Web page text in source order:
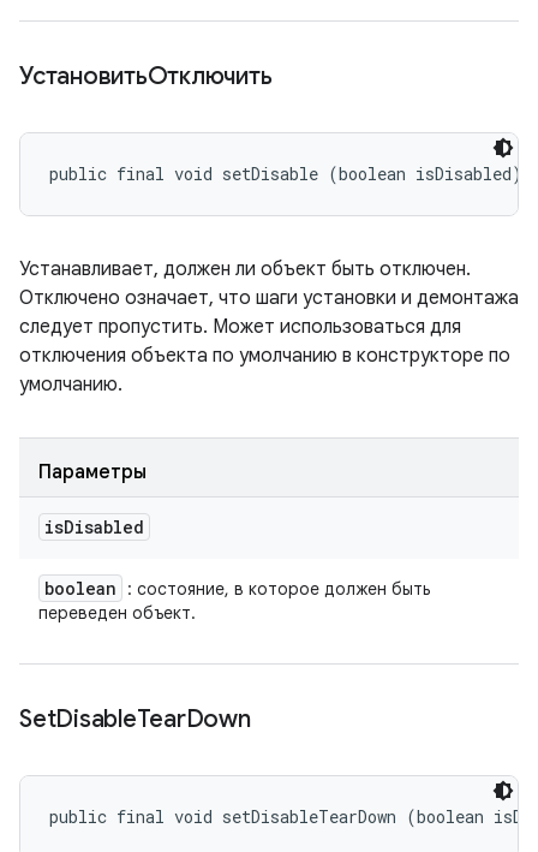
УстановитьОтключить
public final void setDisable (boolean isDisabled)
Устанавливает, должен ли объект быть отключен.
Отключено означает, что шаги установки и демонтажа
следует пропустить. Может использоваться для
отключения объекта по умолчанию в конструкторе по
умолчанию.
Параметры
isDisabled
boolean
: состояние, в которое должен быть
переведен объект.
SetDisableTearDown
public final void setDisableTearDown (boolean